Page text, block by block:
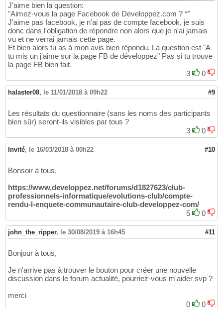
J'aime bien la question:
"Aimez-vous la page Facebook de Developpez.com ? *"
J'aime pas facebook, je n'ai pas de compte facebook, je suis
donc dans l'obligation de répondre non alors que je n'ai jamais
vu et ne verrai jamais cette page.
Et bien alors tu as à mon avis bien répondu. La question est "A
tu mis un j'aime sur la page FB de développez" Pas si tu trouve
la page FB bien fait.
3
0
halaster08, le 11/01/2018 à 09h22 #9
Les résultats du questionnaire (sans les noms des participants
bien sûr) seront-ils visibles par tous ?
3
0
Invité, le 16/03/2018 à 00h22 #10
Bonsoir à tous,
https://www.developpez.net/forums/d1827623/club-
professionnels-informatique/evolutions-club/compte-
rendu-l-enquete-communautaire-club-developpez-com/
5
0
john_the_ripper, le 30/08/2019 à 16h45 #11
Bonjour à tous,
Je n'arrive pas à trouver le bouton pour créer une nouvelle
discussion dans le forum actualité, pourriez-vous m'aider svp ?
merci
0
0